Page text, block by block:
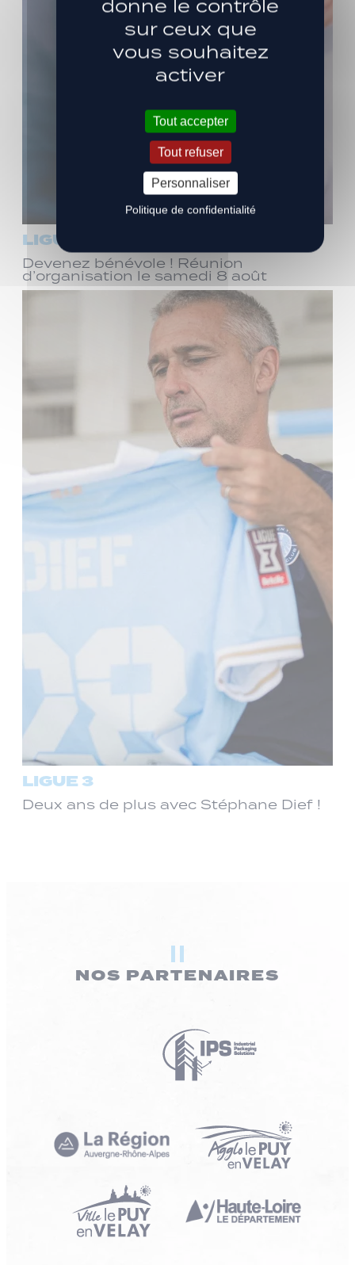
LIGUE 3
Devenez bénévole ! Réunion
d’organisation le samedi 8 août
LIGUE 3
Deux ans de plus avec Stéphane Dief !
NOS PARTENAIRES
donne le contrôle
sur ceux que
vous souhaitez
activer
Tout accepter
Tout refuser
Personnaliser
Politique de confidentialité